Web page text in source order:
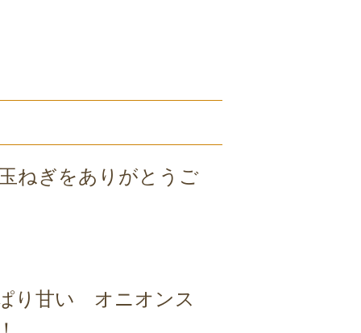
ねぎをありがとうご
り甘い オニオンス